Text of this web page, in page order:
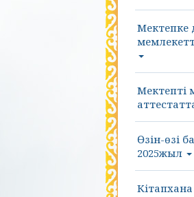
Мектепке
Мектепті
Өзін-өзі
2025жыл
Кітапхана